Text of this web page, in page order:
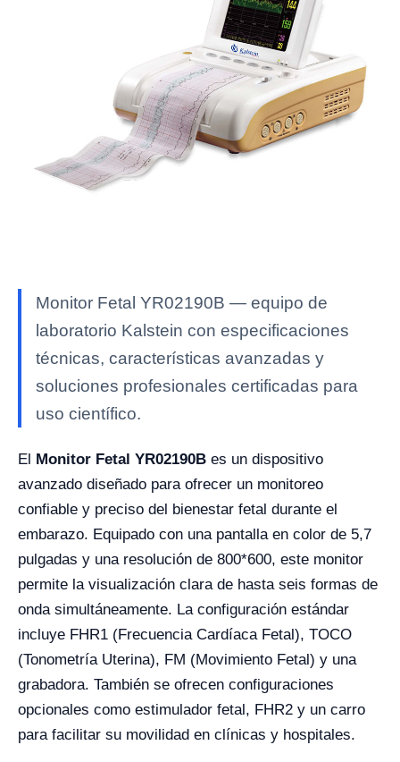
Monitor Fetal YR02190B — equipo de
laboratorio Kalstein con especificaciones
técnicas, características avanzadas y
soluciones profesionales certificadas para
uso científico.
El Monitor Fetal YR02190B es un dispositivo
avanzado diseñado para ofrecer un monitoreo
confiable y preciso del bienestar fetal durante el
embarazo. Equipado con una pantalla en color de 5,7
pulgadas y una resolución de 800*600, este monitor
permite la visualización clara de hasta seis formas de
onda simultáneamente. La configuración estándar
incluye FHR1 (Frecuencia Cardíaca Fetal), TOCO
(Tonometría Uterina), FM (Movimiento Fetal) y una
grabadora. También se ofrecen configuraciones
opcionales como estimulador fetal, FHR2 y un carro
para facilitar su movilidad en clínicas y hospitales.